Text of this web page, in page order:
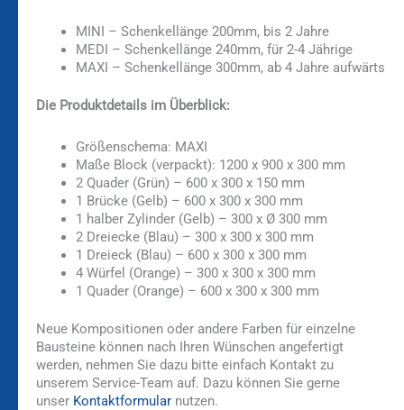
MINI – Schenkellänge 200mm, bis 2 Jahre
MEDI – Schenkellänge 240mm, für 2-4 Jährige
MAXI – Schenkellänge 300mm, ab 4 Jahre aufwärts
Die Produktdetails im Überblick:
Größenschema: MAXI
Maße Block (verpackt): 1200 x 900 x 300 mm
2 Quader (Grün) – 600 x 300 x 150 mm
1 Brücke (Gelb) – 600 x 300 x 300 mm
1 halber Zylinder (Gelb) – 300 x Ø 300 mm
2 Dreiecke (Blau) – 300 x 300 x 300 mm
1 Dreieck (Blau) – 600 x 300 x 300 mm
4 Würfel (Orange) – 300 x 300 x 300 mm
1 Quader (Orange) – 600 x 300 x 300 mm
Neue Kompositionen oder andere Farben für einzelne
Bausteine können nach Ihren Wünschen angefertigt
werden, nehmen Sie dazu bitte einfach Kontakt zu
unserem Service-Team auf. Dazu können Sie gerne
unser Kontaktformular nutzen.